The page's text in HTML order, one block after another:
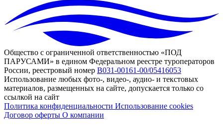
Общество с ограниченной ответственностью «ПОД
ПАРУСАМИ» в едином Федеральном реестре туроператоров
России, реестровый номер В031-00161-00/05416053
Использование любых фото-, видео-, аудио- и текстовых
материалов, размещенных на сайте, допускается только со
ссылкой на сайт
Политика конфиденциальности Использование cookies
Договор оферты О компании